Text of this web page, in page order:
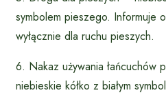
symbolem pieszego. Informuje
wyłącznie dla ruchu pieszych.
6. Nakaz używania łańcuchów
niebieskie kółko z białym